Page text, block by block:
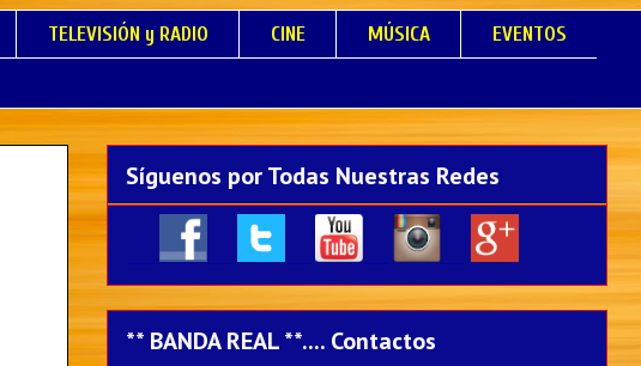
TELEVISIÓN y RADIO CINE MÚSICA EVENTOS
Síguenos por Todas Nuestras Redes
** BANDA REAL **.... Contactos